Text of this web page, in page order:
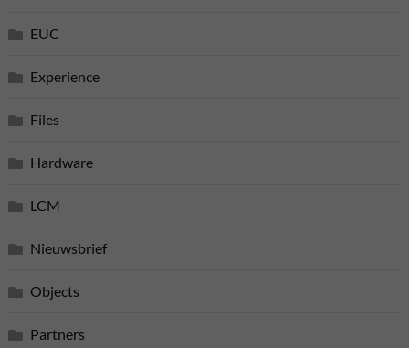
EUC
Experience
Files
Hardware
LCM
Nieuwsbrief
Objects
Partners